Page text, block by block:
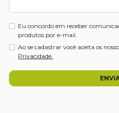
Eu concordo em receber
produtos por e-mail.
Ao se cadastrar você aceita os
Privacidade.